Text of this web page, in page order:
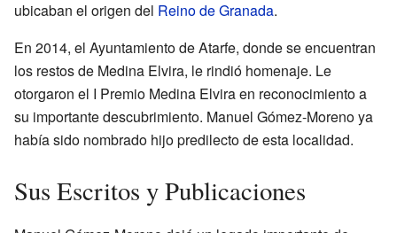
ubicaban el origen del Reino de Granada.
En 2014, el Ayuntamiento de Atarfe, donde se encuentran
los restos de Medina Elvira, le rindió homenaje. Le
otorgaron el I Premio Medina Elvira en reconocimiento a
su importante descubrimiento. Manuel Gómez-Moreno ya
había sido nombrado hijo predilecto de esta localidad.
Sus Escritos y Publicaciones